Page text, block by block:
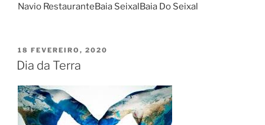
Navio RestauranteBaia SeixalBaia Do Seixal
PUBLICADO
EM
18 FEVEREIRO, 2020
Dia da Terra